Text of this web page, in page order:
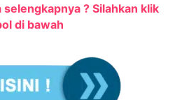
? Silahkan klik
di bawah